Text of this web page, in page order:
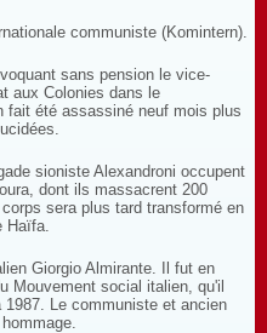
communiste (Komintern).
sans pension le vice-
aux Colonies dans le
fait été assassiné neuf mois plus
sioniste Alexandroni occupent
dont ils massacrent 200
sera plus tard transformé en
Haïfa.
Giorgio Almirante. Il fut en
Mouvement social italien, qu'il
Le communiste et ancien